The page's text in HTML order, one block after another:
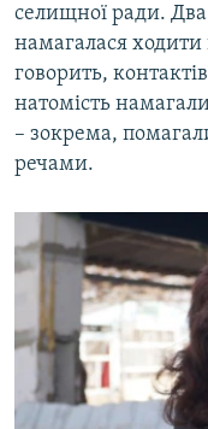
селищної ради. Два
намагалася ходити
говорить,
натомість
– зокрема,
речами.